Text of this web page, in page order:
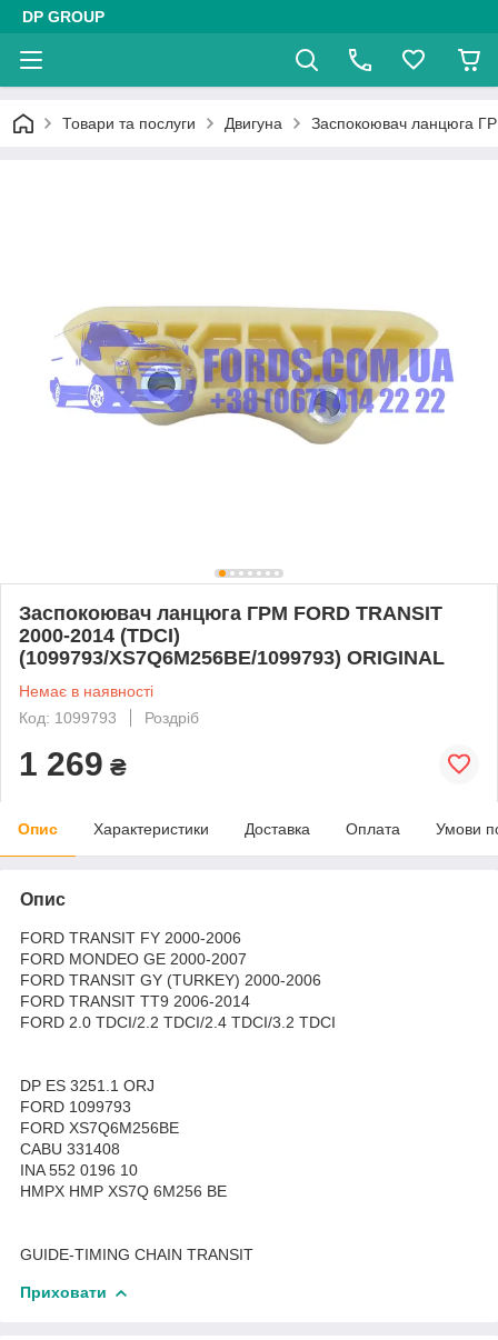
DP GROUP
Товари та послуги Двигуна Заспокоювач ланцюга
Заспокоювач ланцюга ГРМ FORD TRANSIT
2000-2014 (TDCI)
(1099793/XS7Q6M256BE/1099793) ORIGINAL
Немає в наявності
Код: 1099793
Роздріб
1 269 ₴
Опис Характеристики Доставка Оплата Умови
Опис
FORD TRANSIT FY 2000-2006
FORD MONDEO GE 2000-2007
FORD TRANSIT GY (TURKEY) 2000-2006
FORD TRANSIT TT9 2006-2014
FORD 2.0 TDCI/2.2 TDCI/2.4 TDCI/3.2 TDCI
DP ES 3251.1 ORJ
FORD 1099793
FORD XS7Q6M256BE
CABU 331408
INA 552 0196 10
HMPX HMP XS7Q 6M256 BE
GUIDE-TIMING CHAIN TRANSIT
Приховати